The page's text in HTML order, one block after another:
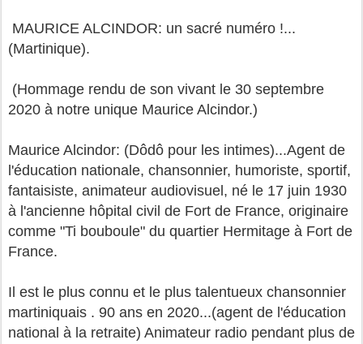
MAURICE ALCINDOR: un sacré numéro !...
(Martinique).
(Hommage rendu de son vivant le 30 septembre
2020 à notre unique Maurice Alcindor.)
Maurice Alcindor: (Dôdô pour les intimes)...Agent de
l'éducation nationale, chansonnier, humoriste, sportif,
fantaisiste, animateur audiovisuel, né le 17 juin 1930
à l'ancienne hôpital civil de Fort de France, originaire
comme "Ti bouboule" du quartier Hermitage à Fort de
France.
Il est le plus connu et le plus talentueux chansonnier
martiniquais . 90 ans en 2020...(agent de l'éducation
national à la retraite) Animateur radio pendant plus de